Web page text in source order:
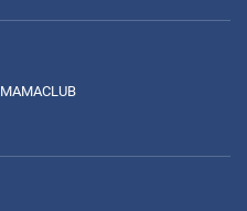
MAMACLUB